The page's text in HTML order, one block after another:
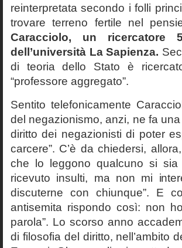
reinterpretata secondo i folli
trovare terreno fertile nel
Caracciolo, un
dell’università La Sapienza.
di teoria dello Stato è
“professore aggregato”.
Sentito telefonicamente
del negazionismo, anzi, ne fa
diritto dei negazionisti di poter
carcere”. C’è da chiedersi,
che lo leggono qualcuno si sia
ricevuto insulti, ma non mi
discuterne con chiunque”. E
antisemita rispondo così: non
parola”. Lo scorso anno
di filosofia del diritto, nell’ambito